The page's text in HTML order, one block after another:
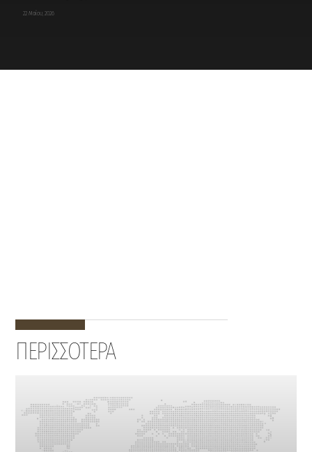
22 Μαΐου, 2026
ΠΕΡΙΣΣΟΤΕΡΑ